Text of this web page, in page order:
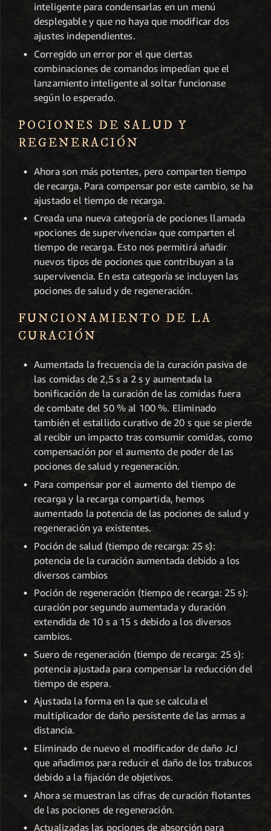
inteligente para condensarlas en un menú
desplegable y que no haya que modificar dos
ajustes independientes.
Corregido un error por el que ciertas
combinaciones de comandos impedían que el
lanzamiento inteligente al soltar funcionase
según lo esperado.
POCIONES DE SALUD Y
REGENERACIÓN
Ahora son más potentes, pero comparten tiempo
de recarga. Para compensar por este cambio, se ha
ajustado el tiempo de recarga.
Creada una nueva categoría de pociones llamada
«pociones de supervivencia» que comparten el
tiempo de recarga. Esto nos permitirá añadir
nuevos tipos de pociones que contribuyan a la
supervivencia. En esta categoría se incluyen las
pociones de salud y de regeneración.
FUNCIONAMIENTO DE LA
CURACIÓN
Aumentada la frecuencia de la curación pasiva de
las comidas de 2,5 s a 2 s y aumentada la
bonificación de la curación de las comidas fuera
de combate del 50 % al 100 %. Eliminado
también el estallido curativo de 20 s que se pierde
al recibir un impacto tras consumir comidas, como
compensación por el aumento de poder de las
pociones de salud y regeneración.
Para compensar por el aumento del tiempo de
recarga y la recarga compartida, hemos
aumentado la potencia de las pociones de salud y
regeneración ya existentes.
Poción de salud (tiempo de recarga: 25 s):
potencia de la curación aumentada debido a los
diversos cambios
Poción de regeneración (tiempo de recarga: 25 s):
curación por segundo aumentada y duración
extendida de 10 s a 15 s debido a los diversos
cambios.
Suero de regeneración (tiempo de recarga: 25 s):
potencia ajustada para compensar la reducción del
tiempo de espera.
Ajustada la forma en la que se calcula el
multiplicador de daño persistente de las armas a
distancia.
Eliminado de nuevo el modificador de daño JcJ
que añadimos para reducir el daño de los trabucos
debido a la fijación de objetivos.
Ahora se muestran las cifras de curación flotantes
de las pociones de regeneración.
Actualizadas las pociones de absorción para